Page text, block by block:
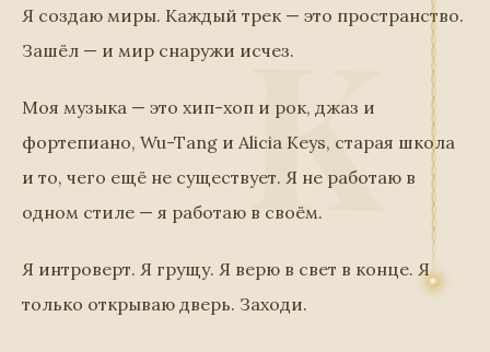
Я создаю миры. Каждый трек — это пространство.
Зашёл — и мир снаружи исчез.
Моя музыка — это хип-хоп и рок, джаз и
фортепиано, Wu-Tang и Alicia Keys, старая школа
и то, чего ещё не существует. Я не работаю в
одном стиле — я работаю в своём.
Я интроверт. Я грущу. Я верю в свет в конце. Я
только открываю дверь. Заходи.